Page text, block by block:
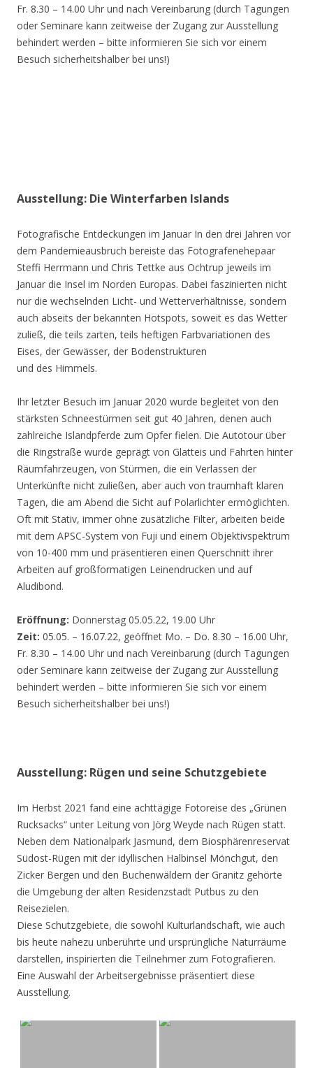
Fr. 8.30 – 14.00 Uhr und nach Vereinbarung (durch Tagungen
oder Seminare kann zeitweise der Zugang zur Ausstellung
behindert werden – bitte informieren Sie sich vor einem
Besuch sicherheitshalber bei uns!)
Ausstellung: Die Winterfarben Islands
Fotografische Entdeckungen im Januar In den drei Jahren vor
dem Pandemieausbruch bereiste das Fotografenehepaar
Steffi Herrmann und Chris Tettke aus Ochtrup jeweils im
Januar die Insel im Norden Europas. Dabei faszinierten nicht
nur die wechselnden Licht- und Wetterverhältnisse, sondern
auch abseits der bekannten Hotspots, soweit es das Wetter
zuließ, die teils zarten, teils heftigen Farbvariationen des
Eises, der Gewässer, der Bodenstrukturen
und des Himmels.
Ihr letzter Besuch im Januar 2020 wurde begleitet von den
stärksten Schneestürmen seit gut 40 Jahren, denen auch
zahlreiche Islandpferde zum Opfer fielen. Die Autotour über
die Ringstraße wurde geprägt von Glatteis und Fahrten hinter
Räumfahrzeugen, von Stürmen, die ein Verlassen der
Unterkünfte nicht zuließen, aber auch von traumhaft klaren
Tagen, die am Abend die Sicht auf Polarlichter ermöglichten.
Oft mit Stativ, immer ohne zusätzliche Filter, arbeiten beide
mit dem APSC-System von Fuji und einem Objektivspektrum
von 10-400 mm und präsentieren einen Querschnitt ihrer
Arbeiten auf großformatigen Leinendrucken und auf
Aludibond.
Eröffnung: Donnerstag 05.05.22, 19.00 Uhr
Zeit: 05.05. – 16.07.22, geöffnet Mo. – Do. 8.30 – 16.00 Uhr,
Fr. 8.30 – 14.00 Uhr und nach Vereinbarung (durch Tagungen
oder Seminare kann zeitweise der Zugang zur Ausstellung
behindert werden – bitte informieren Sie sich vor einem
Besuch sicherheitshalber bei uns!)
Ausstellung: Rügen und seine Schutzgebiete
Im Herbst 2021 fand eine achttägige Fotoreise des „Grünen
Rucksacks“ unter Leitung von Jörg Weyde nach Rügen statt.
Neben dem Nationalpark Jasmund, dem Biosphärenreservat
Südost-Rügen mit der idyllischen Halbinsel Mönchgut, den
Zicker Bergen und den Buchenwäldern der Granitz gehörte
die Umgebung der alten Residenzstadt Putbus zu den
Reisezielen.
Diese Schutzgebiete, die sowohl Kulturlandschaft, wie auch
bis heute nahezu unberührte und ursprüngliche Naturräume
darstellen, inspirierten die Teilnehmer zum Fotografieren.
Eine Auswahl der Arbeitsergebnisse präsentiert diese
Ausstellung.